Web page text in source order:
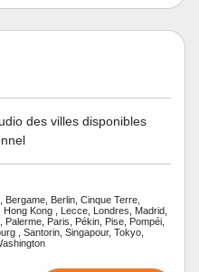
des villes disponibles
Berlin, Cinque Terre,
Kong , Lecce, Londres, Madrid,
Paris, Pékin, Pise, Pompéi,
, Santorin, Singapour, Tokyo,